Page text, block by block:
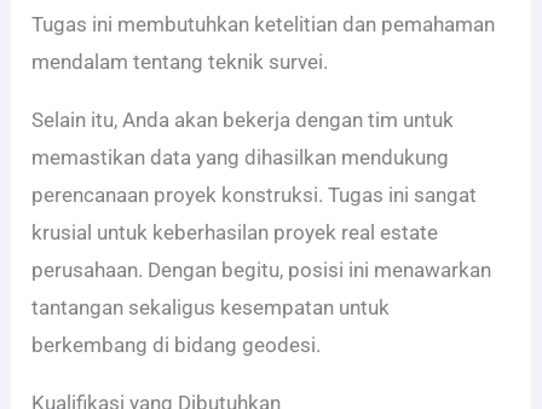
Tugas ini membutuhkan ketelitian dan pemahaman
mendalam tentang teknik survei.
Selain itu, Anda akan bekerja dengan tim untuk
memastikan data yang dihasilkan mendukung
perencanaan proyek konstruksi. Tugas ini sangat
krusial untuk keberhasilan proyek real estate
perusahaan. Dengan begitu, posisi ini menawarkan
tantangan sekaligus kesempatan untuk
berkembang di bidang geodesi.
Kualifikasi yang Dibutuhkan